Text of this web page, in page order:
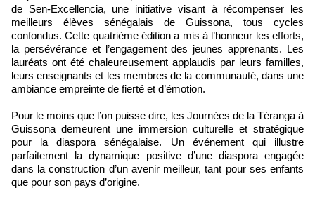
de Sen-Excellencia, une initiative visant à récompenser les
meilleurs élèves sénégalais de Guissona, tous cycles
confondus. Cette quatrième édition a mis à l’honneur les efforts,
la persévérance et l’engagement des jeunes apprenants. Les
lauréats ont été chaleureusement applaudis par leurs familles,
leurs enseignants et les membres de la communauté, dans une
ambiance empreinte de fierté et d’émotion.
Pour le moins que l’on puisse dire, les Journées de la Téranga à
Guissona demeurent une immersion culturelle et stratégique
pour la diaspora sénégalaise. Un événement qui illustre
parfaitement la dynamique positive d’une diaspora engagée
dans la construction d’un avenir meilleur, tant pour ses enfants
que pour son pays d’origine.